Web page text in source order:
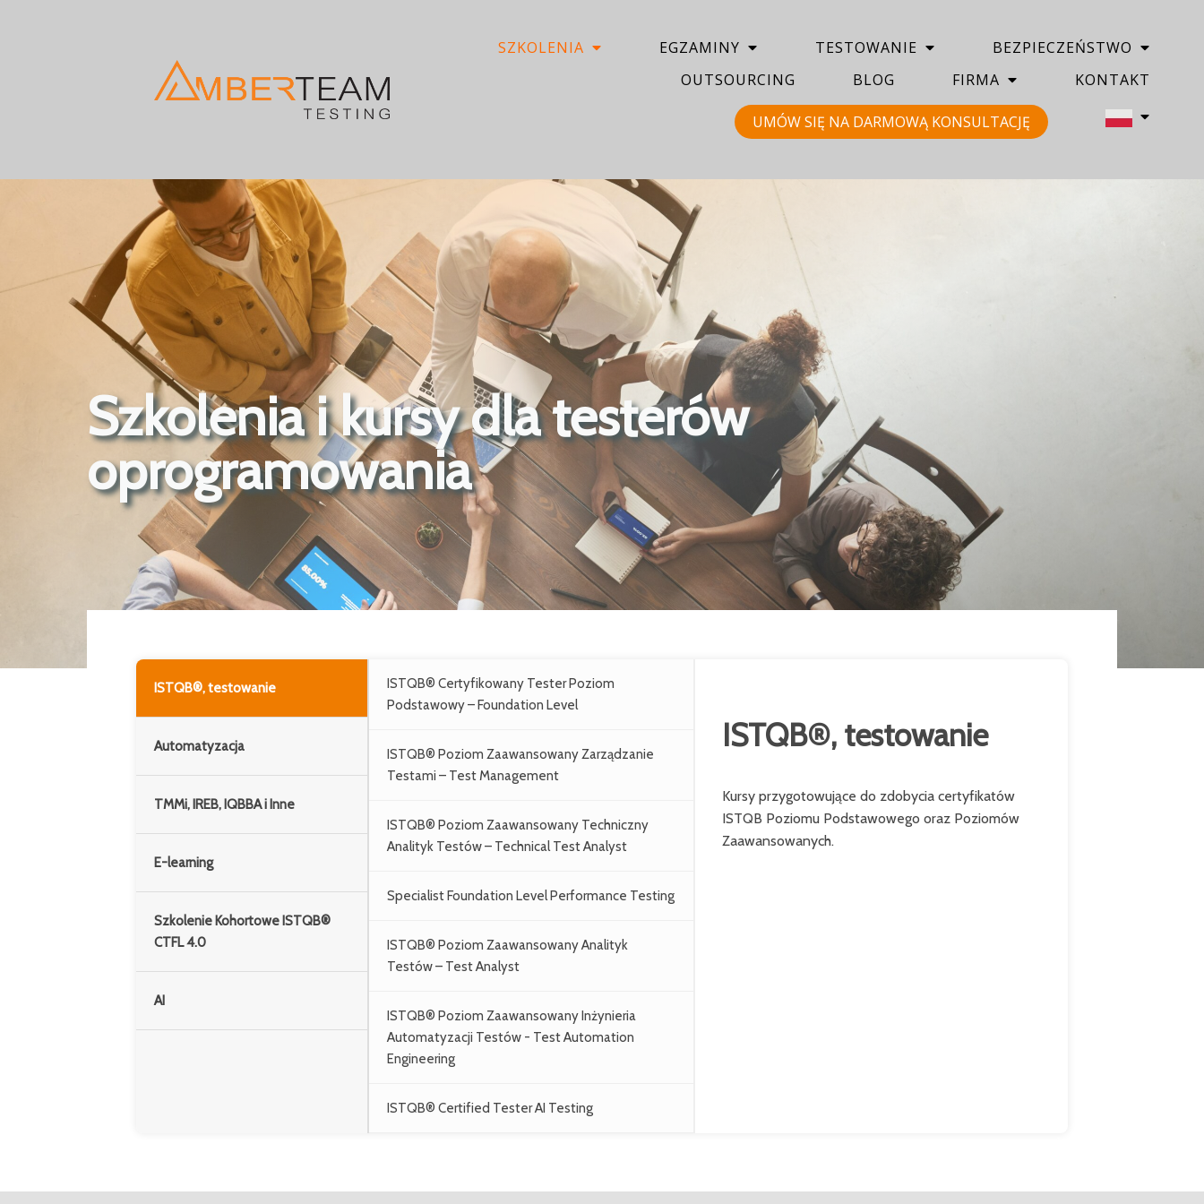
SZKOLENIA EGZAMINY TESTOWANIE
BEZPIECZEŃSTWO
OUTSOURCING
BLOG FIRMA KONTAKT
UMÓW SIĘ NA DARMOWĄ KONSULTACJĘ
Szkolenia i kursy dla testerów
oprogramowania
ISTQB®, testowanie
Automatyzacja
TMMi, IREB, IQBBA i Inne
E-learning
Szkolenie Kohortowe ISTQB®
CTFL 4.0
AI
ISTQB® Certyfikowany Tester Poziom
Podstawowy – Foundation Level
ISTQB® Poziom Zaawansowany Zarządzanie
Testami – Test Management
ISTQB® Poziom Zaawansowany Techniczny
Analityk Testów – Technical Test Analyst
Specialist Foundation Level Performance Testing
ISTQB® Poziom Zaawansowany Analityk
Testów – Test Analyst
ISTQB® Poziom Zaawansowany Inżynieria
Automatyzacji Testów - Test Automation
Engineering
ISTQB® Certified Tester AI Testing
ISTQB®, testowanie
Kursy przygotowujące do zdobycia certyfikatów
ISTQB Poziomu Podstawowego oraz Poziomów
Zaawansowanych.